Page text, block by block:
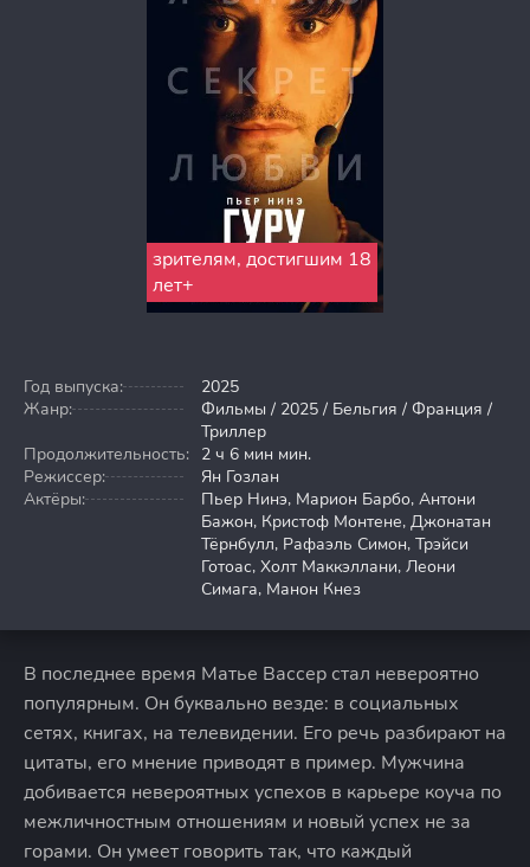
зрителям, достигшим 18
лет+
Год выпуска:
2025
Жанр:
Фильмы / 2025 / Бельгия / Франция /
Триллер
Продолжительность: 2 ч 6 мин мин.
Режиссер:
Ян Гозлан
Актёры:
Пьер Нинэ, Марион Барбо, Антони
Бажон, Кристоф Монтене, Джонатан
Тёрнбулл, Рафаэль Симон, Трэйси
Готоас, Холт Маккэллани, Леони
Симага, Манон Кнез
В последнее время Матье Вассер стал невероятно
популярным. Он буквально везде: в социальных
сетях, книгах, на телевидении. Его речь разбирают на
цитаты, его мнение приводят в пример. Мужчина
добивается невероятных успехов в карьере коуча по
межличностным отношениям и новый успех не за
горами. Он умеет говорить так, что каждый